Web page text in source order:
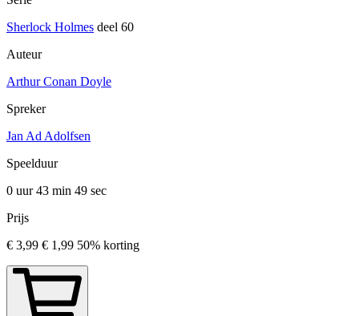
Sherlock Holmes deel 60
Auteur
Arthur Conan Doyle
Spreker
Jan Ad Adolfsen
Speelduur
0 uur 43 min 49 sec
Prijs
€ 3,99 € 1,99 50% korting